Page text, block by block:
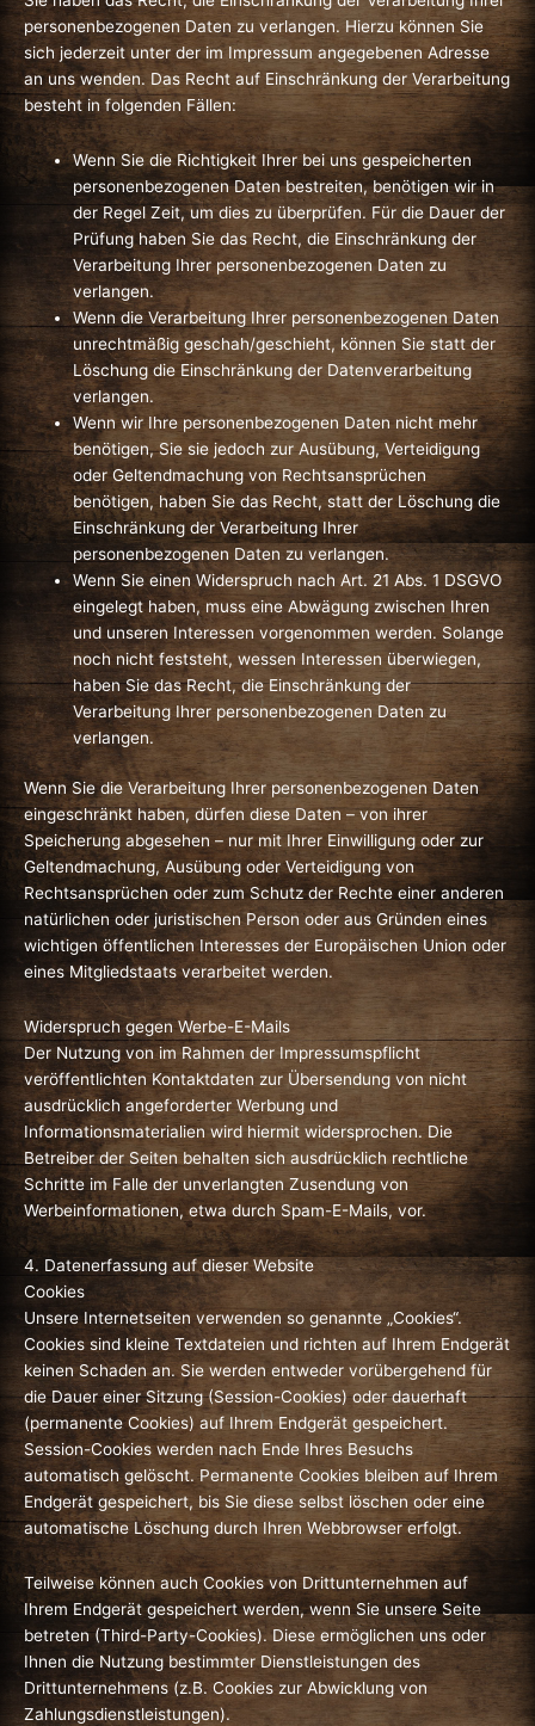
personenbezogenen Daten zu verlangen. Hierzu können Sie
sich jederzeit unter der im Impressum angegebenen Adresse
an uns wenden. Das Recht auf Einschränkung der Verarbeitung
besteht in folgenden Fällen:
Wenn Sie die Richtigkeit Ihrer bei uns gespeicherten
personenbezogenen Daten bestreiten, benötigen wir in
der Regel Zeit, um dies zu überprüfen. Für die Dauer der
Prüfung haben Sie das Recht, die Einschränkung der
Verarbeitung Ihrer personenbezogenen Daten zu
verlangen.
Wenn die Verarbeitung Ihrer personenbezogenen Daten
unrechtmäßig geschah/geschieht, können Sie statt der
Löschung die Einschränkung der Datenverarbeitung
verlangen.
Wenn wir Ihre personenbezogenen Daten nicht mehr
benötigen, Sie sie jedoch zur Ausübung, Verteidigung
oder Geltendmachung von Rechtsansprüchen
benötigen, haben Sie das Recht, statt der Löschung die
Einschränkung der Verarbeitung Ihrer
personenbezogenen Daten zu verlangen.
Wenn Sie einen Widerspruch nach Art. 21 Abs. 1 DSGVO
eingelegt haben, muss eine Abwägung zwischen Ihren
und unseren Interessen vorgenommen werden. Solange
noch nicht feststeht, wessen Interessen überwiegen,
haben Sie das Recht, die Einschränkung der
Verarbeitung Ihrer personenbezogenen Daten zu
verlangen.
Wenn Sie die Verarbeitung Ihrer personenbezogenen Daten
eingeschränkt haben, dürfen diese Daten – von ihrer
Speicherung abgesehen – nur mit Ihrer Einwilligung oder zur
Geltendmachung, Ausübung oder Verteidigung von
Rechtsansprüchen oder zum Schutz der Rechte einer anderen
natürlichen oder juristischen Person oder aus Gründen eines
wichtigen öffentlichen Interesses der Europäischen Union oder
eines Mitgliedstaats verarbeitet werden.
Widerspruch gegen Werbe-E-Mails
Der Nutzung von im Rahmen der Impressumspflicht
veröffentlichten Kontaktdaten zur Übersendung von nicht
ausdrücklich angeforderter Werbung und
Informationsmaterialien wird hiermit widersprochen. Die
Betreiber der Seiten behalten sich ausdrücklich rechtliche
Schritte im Falle der unverlangten Zusendung von
Werbeinformationen, etwa durch Spam-E-Mails, vor.
4. Datenerfassung auf dieser Website
Cookies
Unsere Internetseiten verwenden so genannte „Cookies“.
Cookies sind kleine Textdateien und richten auf Ihrem Endgerät
keinen Schaden an. Sie werden entweder vorübergehend für
die Dauer einer Sitzung (Session-Cookies) oder dauerhaft
(permanente Cookies) auf Ihrem Endgerät gespeichert.
Session-Cookies werden nach Ende Ihres Besuchs
automatisch gelöscht. Permanente Cookies bleiben auf Ihrem
Endgerät gespeichert, bis Sie diese selbst löschen oder eine
automatische Löschung durch Ihren Webbrowser erfolgt.
Teilweise können auch Cookies von Drittunternehmen auf
Ihrem Endgerät gespeichert werden, wenn Sie unsere Seite
betreten (Third-Party-Cookies). Diese ermöglichen uns oder
Ihnen die Nutzung bestimmter Dienstleistungen des
Drittunternehmens (z.B. Cookies zur Abwicklung von
Zahlungsdienstleistungen).